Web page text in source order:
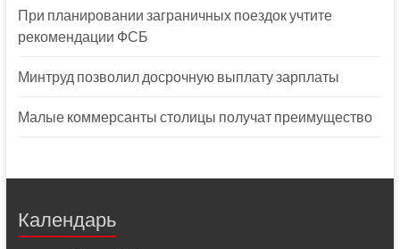
При планировании заграничных поездок учтите
рекомендации ФСБ
Минтруд позволил досрочную выплату зарплаты
Малые коммерсанты столицы получат преимущество
Календарь